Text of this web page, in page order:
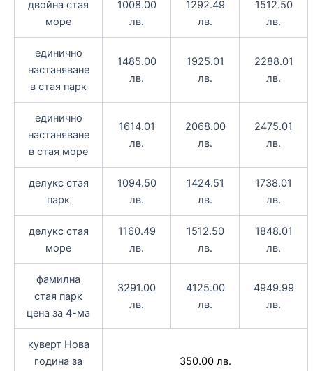
двойна стая
море
1008.00
лв.
1292.49
лв.
1512.50
лв.
единично
настаняване
в стая парк
1485.00
лв.
1925.01
лв.
2288.01
лв.
единично
настаняване
в стая море
1614.01
лв.
2068.00
лв.
2475.01
лв.
делукс стая
парк
1094.50
лв.
1424.51
лв.
1738.01
лв.
делукс стая
море
1160.49
лв.
1512.50
лв.
1848.01
лв.
фамилна
стая парк
цена за 4-ма
3291.00
лв.
4125.00
лв.
4949.99
лв.
куверт Нова
година за
350.00 лв.